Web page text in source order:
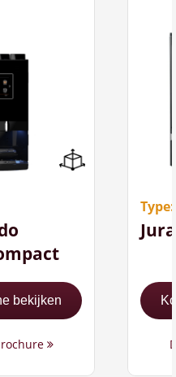
( 52,4
tegelijk
bekijken